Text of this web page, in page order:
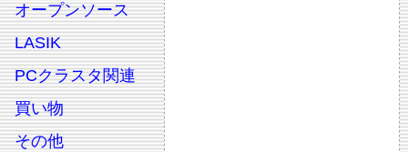
オープンソース
LASIK
PCクラスタ関連
買い物
その他